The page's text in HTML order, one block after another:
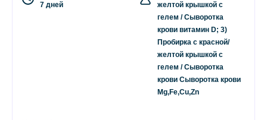
7 дней
желтой крышкой с
гелем / Сыворотка
крови витамин D; 3)
Пробирка с красной/
желтой крышкой с
гелем / Сыворотка
крови Сыворотка крови
Mg,Fe,Cu,Zn